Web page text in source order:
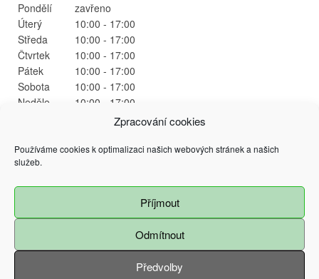
Zpracování cookies
Používáme cookies k optimalizaci našich webových stránek a našich
služeb.
Příjmout
Odmítnout
Předvolby
Pondělí
zavřeno
Úterý
10:00 - 17:00
Středa
10:00 - 17:00
Čtvrtek
10:00 - 17:00
Pátek
10:00 - 17:00
Sobota
10:00 - 17:00
Neděle
10:00 - 17:00
Prokešovo náměstí 9, 729 30 Ostrava
Všechna práva vyhrazena - použití obsahu nebo jeho částí je možné pouze se
souhlasem Magistrátu města Ostravy